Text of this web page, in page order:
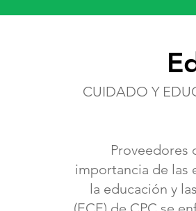
CUIDADO Y
Proveedores
importancia de las
la educación y